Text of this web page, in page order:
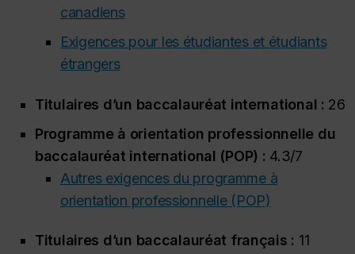
canadiens
Exigences pour les étudiantes et étudiants
étrangers
Titulaires d’un baccalauréat international : 26
Programme à orientation professionnelle du
baccalauréat international (POP) : 4.3/7
Autres exigences du programme à
orientation professionnelle (POP)
Titulaires d’un baccalauréat français : 11